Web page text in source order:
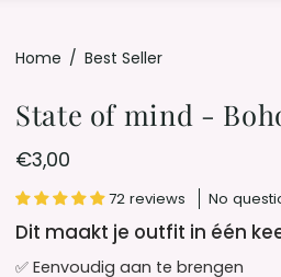
Home / Best Seller
State of mind -
€3,00
72 reviews No
Dit maakt je outfit in één
✅ Eenvoudig aan te brengen